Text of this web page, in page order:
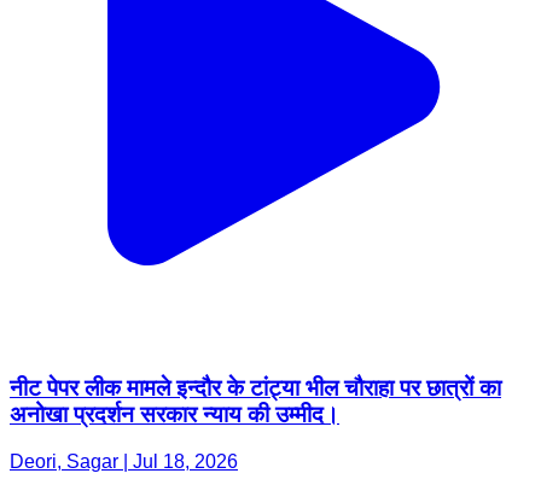
नीट पेपर लीक मामले इन्दौर के टांट्या भील चौराहा पर छात्रों का
अनोखा प्रदर्शन सरकार न्याय की उम्मीद।
Deori, Sagar | Jul 18, 2026